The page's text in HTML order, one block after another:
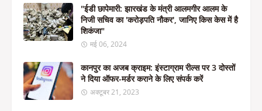
"ईडी छापेमारी: झारखंड के मंत्री आलमगीर आलम के
निजी सचिव का 'करोड़पति नौकर', जानिए किस केस में है
शिकंजा"
मई 06, 2024
कानपुर का अजब क्राइम: इंस्टाग्राम रील्स पर 3 दोस्तों
ने दिया ऑफर-मर्डर कराने के लिए संपर्क करें
अक्टूबर 21, 2023